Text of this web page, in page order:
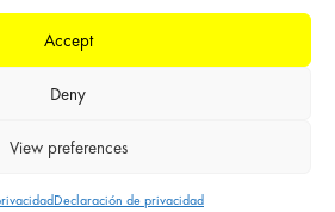
Accept
Deny
View preferences
Declaración de privacidad
LEDiL Group
2026 LEDiL. All rights reserved.
trademarks, design rights or other intellectual